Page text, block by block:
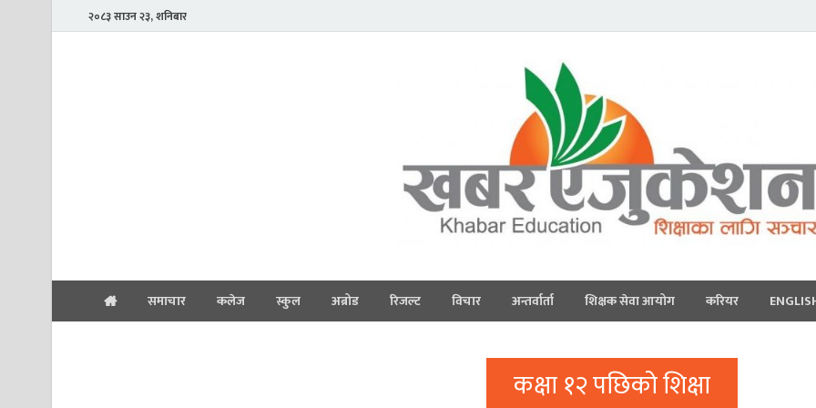
२०८३ साउन २३, शनिबार
समाचार कलेज स्कुल अब्रोड रिजल्ट विचार अन्तर्वार्ता शिक्षक सेवा आयोग करियर
कक्षा १२ पछिको शिक्षा